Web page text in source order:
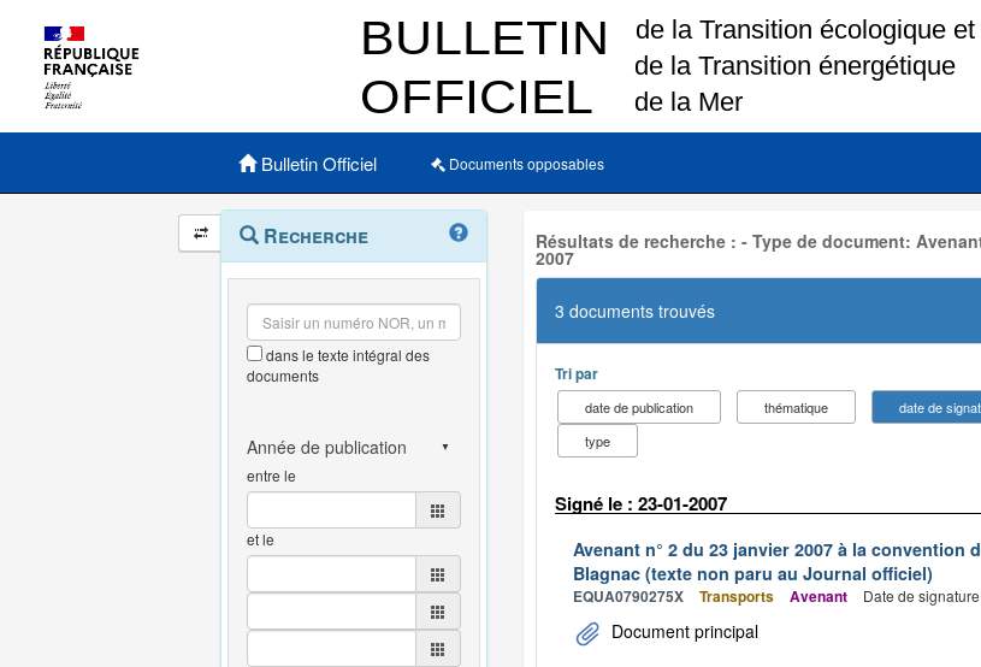
Menu principal
Bulletin Officiel Documents opposables
Navigation
et
outils
annexes
Menu
contextuel
Recherche
dans le texte intégral des
documents
entre le
et le
Résultats de recherche : - Type de document:
2007
3 documents trouvés
Tri par
date de publication thématique
date de
type
Signé le : 23-01-2007
Avenant n° 2 du 23 janvier 2007 à la
Blagnac (texte non paru au Journal officiel)
EQUA0790275X Transports Avenant Date de
Document principal